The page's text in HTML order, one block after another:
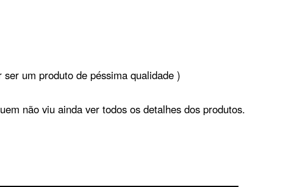
um produto de péssima qualidade )
não viu ainda ver todos os detalhes dos produtos.